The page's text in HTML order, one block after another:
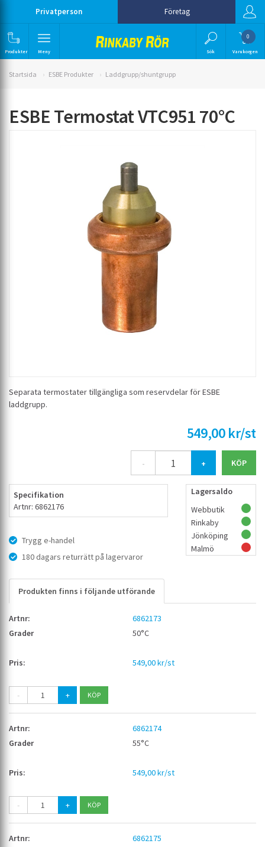
Privatperson Företag
Produkter Meny Sök
0
Varukorgen
Startsida ESBE Produkter Laddgrupp/shuntgrupp
ESBE Termostat VTC951 70°C
Separata termostater tillgängliga som reservdelar för ESBE
laddgrupp.
549,00 kr/st
- +
Specifikation
Artnr: 6862176
Trygg e-handel
180 dagars returrätt på lagervaror
Lagersaldo
Webbutik
Rinkaby
Jönköping
Malmö
Produkten finns i följande utförande
6862173
50°C
549,00 kr/st
- +
6862174
55°C
549,00 kr/st
- +
6862175